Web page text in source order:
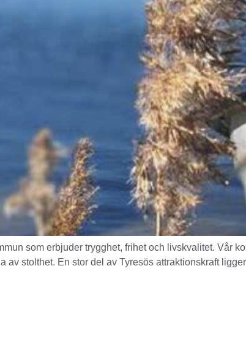
som erbjuder trygghet, frihet och livskvalitet. Vår
av stolthet. En stor del av Tyresös attraktionskraft